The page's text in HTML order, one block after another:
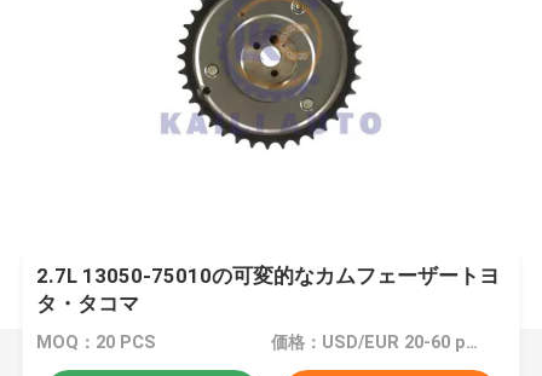
2.7L 13050-75010の可変的なカムフェーザートヨ
タ・タコマ
MOQ：20 PCS 価格：USD/EUR 20-60 per pcs